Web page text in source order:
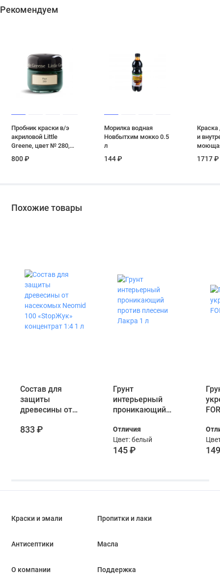
Рекомендуем
Пробник краски в/э
акриловой Little
Greene, цвет № 280,
800 ₽
Морилка водная
Новбытхим мокко 0.5
л
144 ₽
и
7 кг
1717 ₽
Похожие товары
Состав для
защиты
древесины от
Neomid 100
833 ₽
Грунт
интерьерный
проникающий
Лакра 1 л
Отличия
Цвет: белый
145 ₽
Краски и эмали Пропитки и лаки
Антисептики Масла
О компании Поддержка